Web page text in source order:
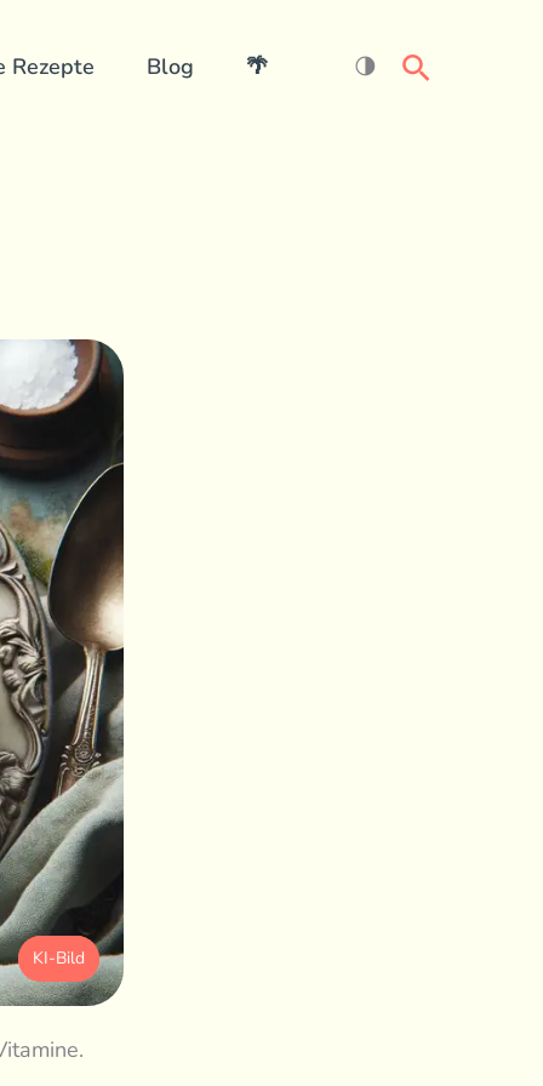
Rezepte Blog 🌴 🌗 Search
KI-Bild